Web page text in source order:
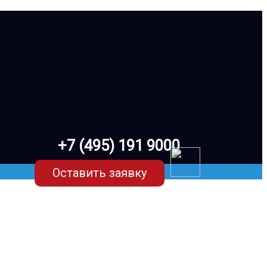
+7 (495) 191 9000
Оставить заявку